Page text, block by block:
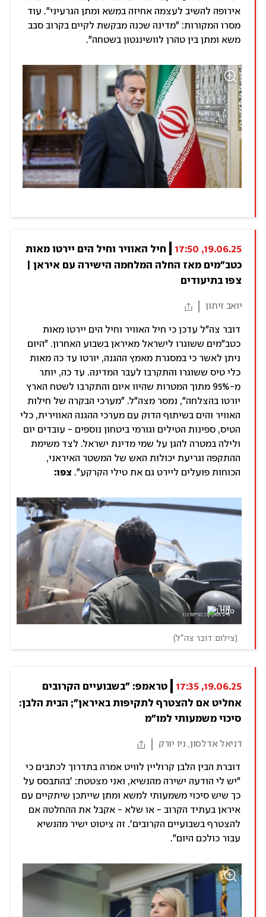
אירופה להשיב לעצמה אחיזה במשא ומתן הגרעיני". עוד
מסרו המקורות: "מדינה שכנה מבקשת לקיים בקרוב סבב
משא ומתן בין טהרן לוושינגטון בשטחה".
19.06.25, 17:50
צפו בתיעודים
יואב זיתון
דובר צה"ל עדכן כי חיל האוויר וחיל הים יירטו מאות
כטב"מים ששוגרו לישראל מאיראן בשבוע האחרון. "היום
ניתן לאשר כי במסגרת מאמץ ההגנה, יורטו עד כה מאות
כלי טיס ששוגרו והתקרבו לעבר המדינה. עד כה, יותר
מ-95% מתוך המטרות שהיוו איום והתקרבו לשטח הארץ
יורטו בהצלחה", נמסר מצה"ל. "מערכי הבקרה של חילות
האוויר והים בשיתוף הדוק עם מערכי ההגנה האווירית, כלי
הטיס, ספינות הטילים וגורמי ביטחון נוספים - עובדים יום
ולילה במטרה להגן על שמי מדינת ישראל. לצד משימת
ההתקפה וגריעת יכולות האש של המשטר האיראני,
הכוחות פועלים ליירט גם את טילי הקרקע". צפו:
(צילום: דובר צה"ל)
19.06.25, 17:35
סיכוי משמעותי למו"מ
דניאל אדלסון, ניו יורק
דוברת הבין הלבן קרוליין לוויט אמרה בתדרוך לכתבים כי
"יש לי הודעה ישירה מהנשיא, ואני מצטטת: 'בהתבסס על
כך שיש סיכוי משמעותי למשא ומתן שייתכן שיתקיים עם
איראן בעתיד הקרוב - או שלא - אקבל את ההחלטה אם
להצטרף בשבועיים הקרובים'. זה ציטוט ישיר מהנשיא
עבור כולכם היום".